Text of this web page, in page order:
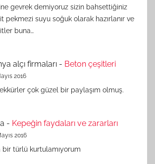
gevrek demiyoruz sizin bahsettiğiniz
pekmezi suyu soğuk olarak hazırlanır ve
buna…
alçı firmaları - Beton çeşitleri
2016
çok güzel bir paylaşım olmuş.
- Kepeğin faydaları ve zararları
2016
bir türlü kurtulamıyorum